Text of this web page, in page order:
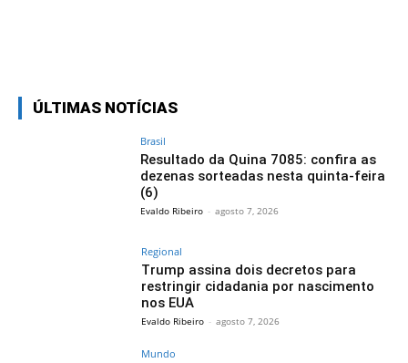
ÚLTIMAS NOTÍCIAS
Brasil
Resultado da Quina 7085: confira as
dezenas sorteadas nesta quinta-feira
(6)
Evaldo Ribeiro - agosto 7, 2026
Regional
Trump assina dois decretos para
restringir cidadania por nascimento
nos EUA
Evaldo Ribeiro - agosto 7, 2026
Mundo